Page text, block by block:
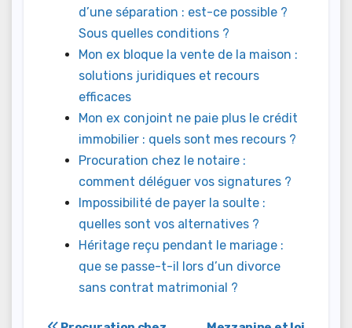
d’une séparation : est-ce possible ?
Sous quelles conditions ?
Mon ex bloque la vente de la maison :
solutions juridiques et recours
efficaces
Mon ex conjoint ne paie plus le crédit
immobilier : quels sont mes recours ?
Procuration chez le notaire :
comment déléguer vos signatures ?
Impossibilité de payer la soulte :
quelles sont vos alternatives ?
Héritage reçu pendant le mariage :
que se passe-t-il lors d’un divorce
sans contrat matrimonial ?